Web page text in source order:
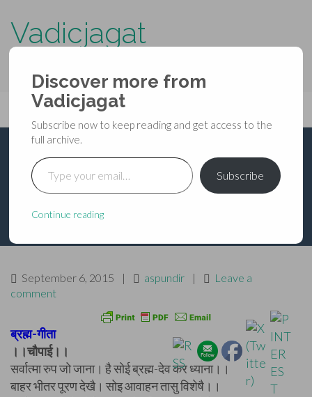
Vadicjagat
Primary
Menu
content
Vadicjagat
ब्रह्म-गीता
September 6, 2015 | aspundir |
Leave a
comment
ब्रह्म-गीता
।।चौपाई।।
सर्वात्मा रुप जो जाना। है सोई ब्रह्म-देव कर ध्याना।।
बाहर भीतर पूरण देखै। सोइ आवाहन तासु विशेषै।।
Discover more from
Vadicjagat
Subscribe now to keep reading and get access to the
full archive.
Type your email…
Subscribe
Continue reading